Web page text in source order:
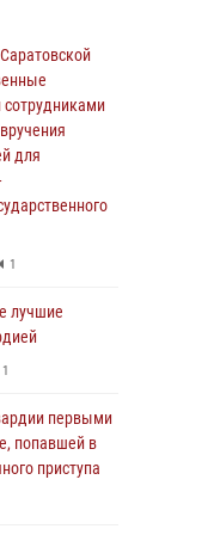
для
1
лучшие
1
первыми
приступа
сотрудниками
для
1
лучшие
1
первыми
попавшей в
приступа